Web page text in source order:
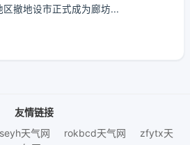
撤地设市正式成为廊坊...
友情链接
天气网 rokbcd天气网
zfytx天